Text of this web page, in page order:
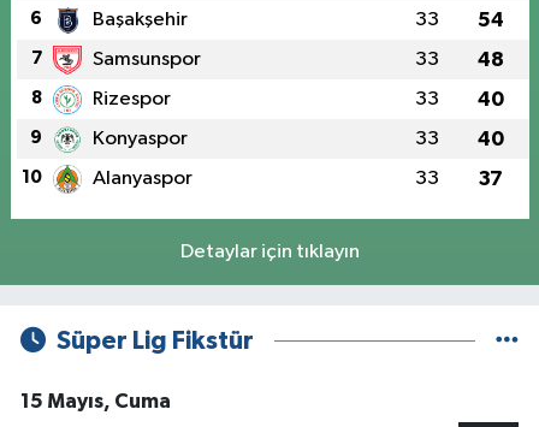
6 Başakşehir 33 54
7 Samsunspor 33 48
8 Rizespor 33 40
9 Konyaspor 33 40
10 Alanyaspor 33 37
Detaylar için tıklayın
Süper Lig Fikstür
15 Mayıs, Cuma